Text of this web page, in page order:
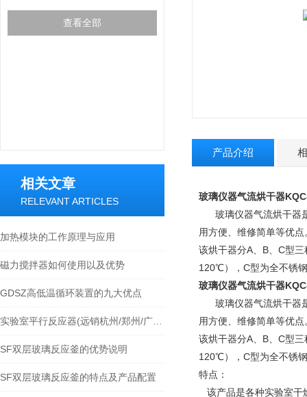
查看全部
相关文章
RELEVANT ARTICLES
加热模块的工作原理与应用
磁力搅拌器如何使用以及优势
GDSZ高低温循环装置的九大优点
SF双层玻璃反应釜的优势说明
SF双层玻璃反应釜的特点及产品配置
产品介绍
玻璃仪器气流烘干器
玻璃仪器气流烘干器是
用方便、维修简单等优点
该烘干器分A、B、C型
120℃），C型为全不锈
玻璃仪器气流烘干器
玻璃仪器气流烘干器是
用方便、维修简单等优点
该烘干器分A、B、C型
120℃），C型为全不锈
特点：
该产品是各种实验室干